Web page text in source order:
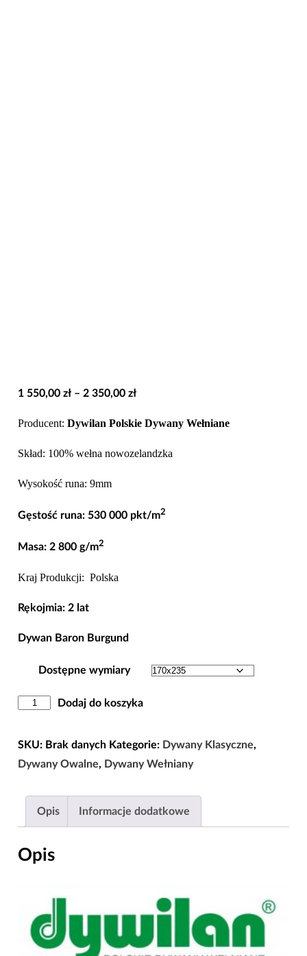
1 550,00 zł – 2 350,00 złZakres
1
Producent: Dywilan Polskie Dywany Wełniane
Skład: 100% wełna nowozelandzka
Wysokość runa: 9mm
Gęstość runa: 530 000 pkt/m2
Masa: 2 800 g/m2
Kraj Produkcji: Polska
Rękojmia: 2 lat
Dywan Baron Burgund
Dostępne wymiary
ilość
Owal
Dywilan
Baron
Burgund
100%
200x300
Dodaj do koszyka
SKU: Brak danych Kategorie: Dywany Klasyczne,
Dywany Owalne, Dywany Wełniany
Opis Informacje dodatkowe
Opis